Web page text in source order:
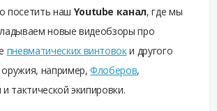
посетить наш Youtube канал, где мы
новые видеобзоры про
пневматических винтовоки другого
например,Флоберов,
и тактической экипировки.